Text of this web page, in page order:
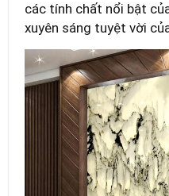
các tính chất nổi bật
xuyên sáng tuyệt vời